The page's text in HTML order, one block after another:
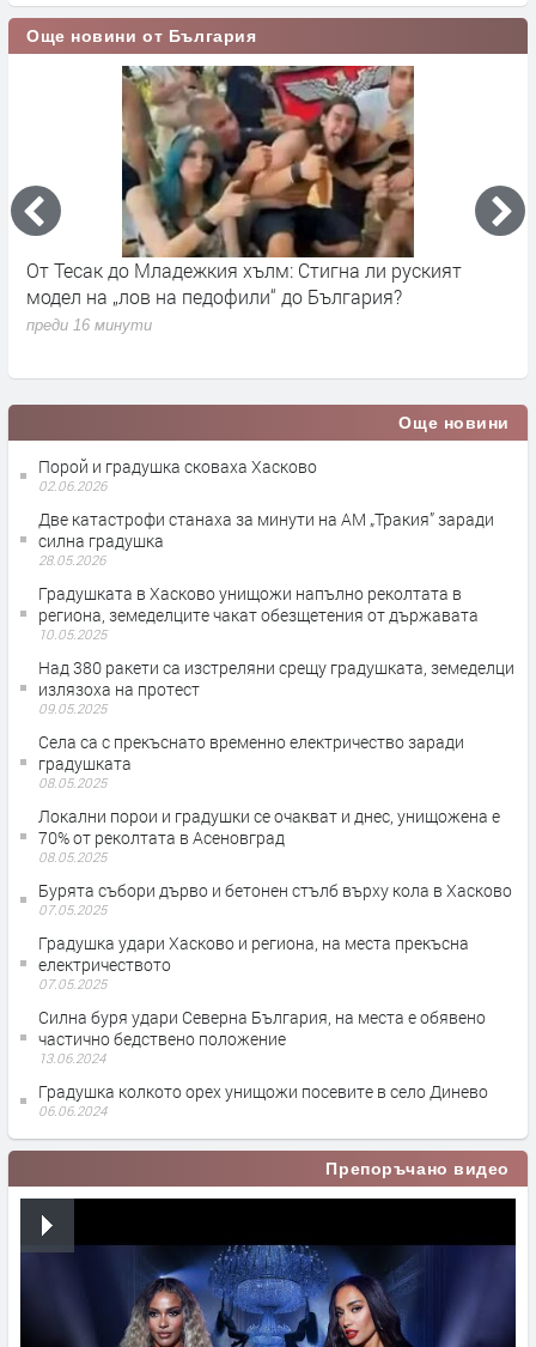
Още новини от България
От запад идват облаци и дъжд за кратко
преди 10 часа
Още новини
Порой и градушка сковаха Хасково
02.06.2026
Две катастрофи станаха за минути на АМ „Тракия” заради
силна градушка
28.05.2026
Градушката в Хасково унищожи напълно реколтата в
региона, земеделците чакат обезщетения от държавата
10.05.2025
Над 380 ракети са изстреляни срещу градушката, земеделци
излязоха на протест
09.05.2025
Села са с прекъснато временно електричество заради
градушката
08.05.2025
Локални порои и градушки се очакват и днес, унищожена е
70% от реколтата в Асеновград
08.05.2025
Бурята събори дърво и бетонен стълб върху кола в Хасково
07.05.2025
Градушка удари Хасково и региона, на места прекъсна
електричеството
07.05.2025
Силна буря удари Северна България, на места е обявено
частично бедствено положение
13.06.2024
Градушка колкото орех унищожи посевите в село Динево
06.06.2024
Препоръчано видео